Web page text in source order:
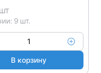
9 шт.
В корзину